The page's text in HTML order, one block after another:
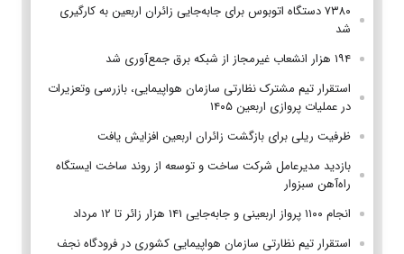
۷۳۸۰ دستگاه اتوبوس برای جابه‌جایی زائران اربعین به‌ کارگیری
شد
۱۹۴ هزار انشعاب غیرمجاز از شبکه برق جمع‌آوری شد
استقرار تیم مشترک نظارتی سازمان هواپیمایی، بازرسی وتعزیرات
در عملیات پروازی اربعین ۱۴۰۵
ظرفیت ریلی برای بازگشت زائران اربعین افزایش یافت
بازدید مدیرعامل شرکت ساخت و توسعه از روند ساخت ایستگاه
راه‌آهن سبزوار
انجام ۱۱۰۰ پرواز اربعینی و جابه‌جایی ۱۴۱ هزار زائر تا ۱۲ مرداد
استقرار تیم‌ نظارتی سازمان هواپیمایی کشوری در فرودگاه نجف